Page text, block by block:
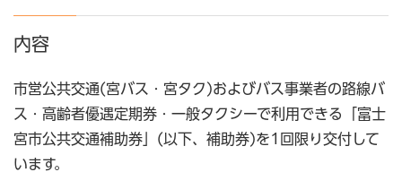
内容
市営公共交通(宮バス・宮タク)およびバス事業者の路線バ
ス・高齢者優遇定期券・一般タクシーで利用できる「富士
宮市公共交通補助券」(以下、補助券)を1回限り交付して
います。